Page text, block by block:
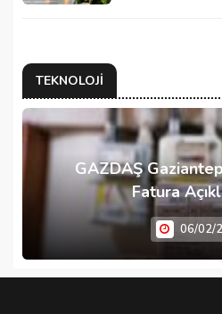
TEKNOLOJI
GAZDAŞ
Fatura
06/02/